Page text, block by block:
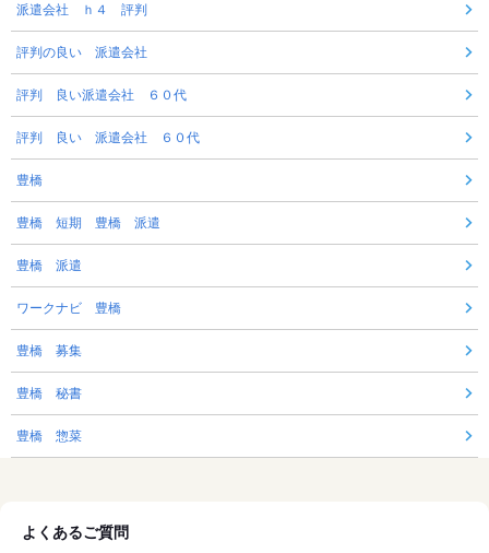
派遣会社 ｈ４ 評判
評判の良い 派遣会社
評判 良い派遣会社 ６０代
評判 良い 派遣会社 ６０代
豊橋
豊橋 短期 豊橋 派遣
豊橋 派遣
ワークナビ 豊橋
豊橋 募集
豊橋 秘書
豊橋 惣菜
よくあるご質問